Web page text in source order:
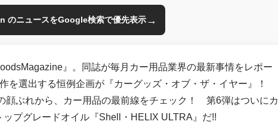
のニュースをGoogle検索で優先表示→
』。同誌が毎月カー用品業界の最新事情をレポー
を選出する恒例企画が『カーグッズ・オブ・ザ・イヤー』！
顔ぶれから、カー用品の最前線をチェック！ 第6弾はついにカ
プグレードオイル『Shell・HELIX ULTRA』だ!!